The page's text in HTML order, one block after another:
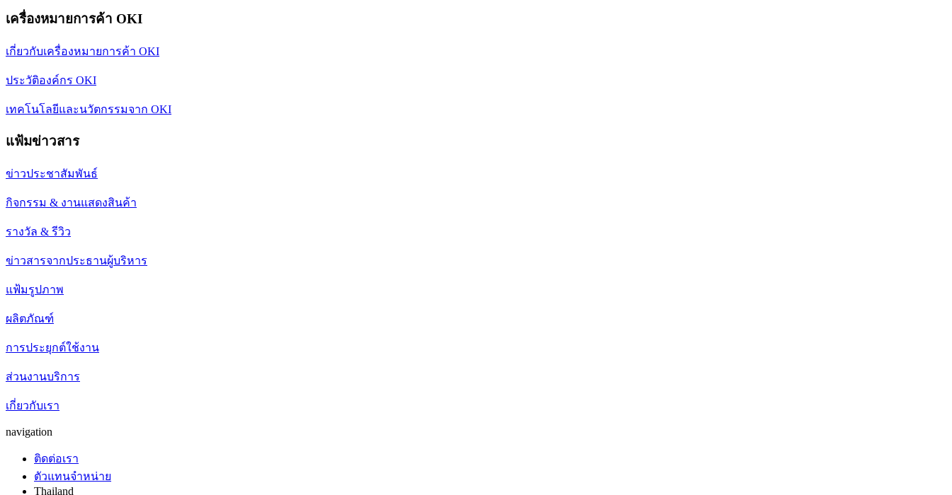
เครื่องหมายการค้า OKI
เกี่ยวกับเครื่องหมายการค้า OKI
ประวัติองค์กร OKI
เทคโนโลยีและนวัตกรรมจาก OKI
แฟ้มข่าวสาร
ข่าวประชาสัมพันธ์
กิจกรรม & งานแสดงสินค้า
รางวัล & รีวิว
ข่าวสารจากประธานผู้บริหาร
แฟ้มรูปภาพ
ผลิตภัณฑ์
การประยุกต์ใช้งาน
ส่วนงานบริการ
เกี่ยวกับเรา
navigation
ติดต่อเรา
ตัวแทนจำหน่าย
Thailand